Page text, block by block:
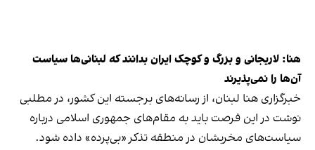
هنا: لاریجانی و بزرگ و کوچک ایران بدانند که لبنانی‌ها سیاست
آن‌ها را نمی‌پذیرند
خبرگزاری هنا لبنان، از رسانه‌های برجسته این کشور، در مطلبی
نوشت در این فرصت باید به مقام‌های جمهوری اسلامی درباره
سیاست‌های مخربشان در منطقه تذکر «بی‌پرده» داده شود.